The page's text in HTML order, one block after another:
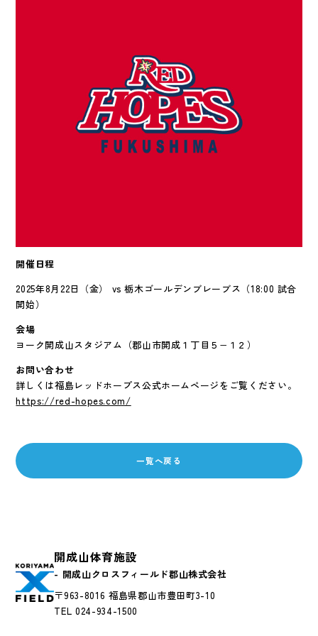
開催日程
2025年8月22日（金） vs 栃木ゴールデンブレーブス（18:00 試合
開始）
会場
ヨーク開成山スタジアム（郡山市開成１丁目５−１２）
お問い合わせ
詳しくは福島レッドホープス公式ホームページをご覧ください。
https://red-hopes.com/
一覧へ戻る
開成山体育施設
- 開成山クロスフィールド郡山株式会社
〒963-8016 福島県郡山市豊田町3-10
TEL 024-934-1500